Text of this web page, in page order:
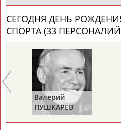
Камалудин
АБДУЛДАУДОВ
Абдула
АБДУЛЖАЛИЛОВ
24 персон из 13181
ЕЩЁ
СЕГОДНЯ ДЕНЬ
СПОРТА (33
Валерий
ПУШКАРЕВ